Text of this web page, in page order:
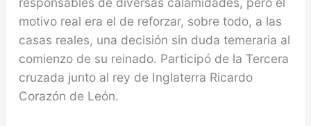
motivo real era el de reforzar, sobre todo, a las
casas reales, una decisión sin duda temeraria al
comienzo de su reinado. Participó de la Tercera
cruzada junto al rey de In­glaterra Ricardo
Corazón de León.